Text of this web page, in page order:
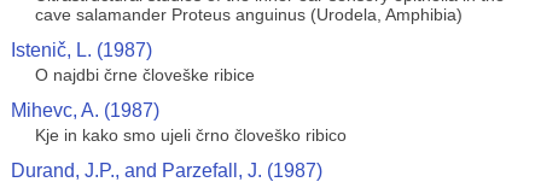
cave salamander Proteus anguinus (Urodela, Amphibia)
Istenič, L. (1987)
O najdbi črne človeške ribice
Mihevc, A. (1987)
Kje in kako smo ujeli črno človeško ribico
Durand, J.P., and Parzefall, J. (1987)